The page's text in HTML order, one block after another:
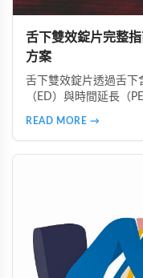
舌下雙效錠片完整
方案
舌下雙效錠片透過舌下
（ED）與時間延長（
READ MORE →